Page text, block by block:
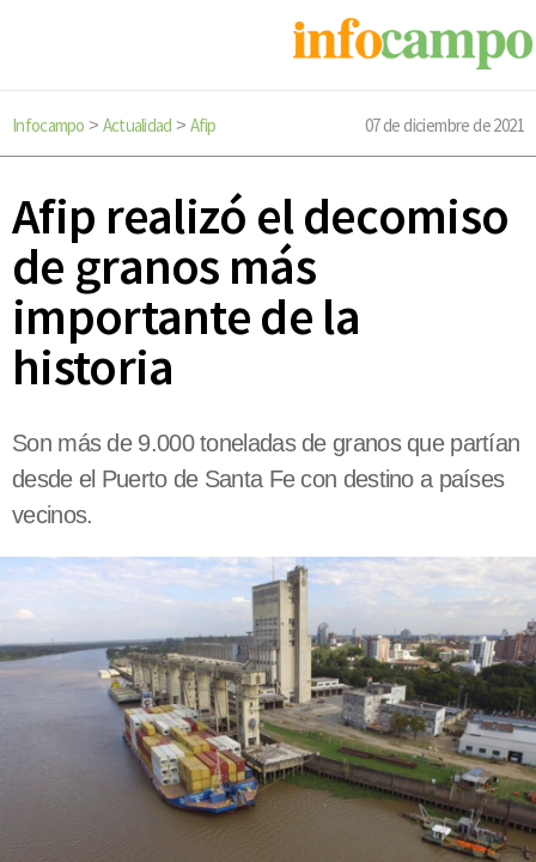
Infocampo > Actualidad > Afip 07 de diciembre de 2021
Afip realizó el decomiso
de granos más
importante de la
historia
Son más de 9.000 toneladas de granos que partían
desde el Puerto de Santa Fe con destino a países
vecinos.